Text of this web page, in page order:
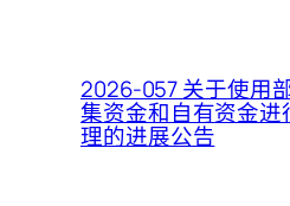
2026-057 关于使用
集资金和自有资金进
理的进展公告